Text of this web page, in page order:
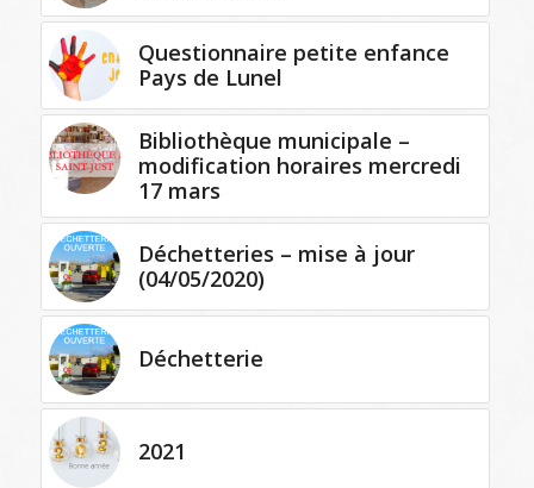
Questionnaire petite enfance
Pays de Lunel
Bibliothèque municipale –
modification horaires mercredi
17 mars
Déchetteries – mise à jour
(04/05/2020)
Déchetterie
2021